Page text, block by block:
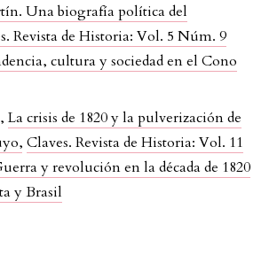
Una biografía política del
Revista de Historia: Vol. 5 Núm. 9
cultura y sociedad en el Cono
La crisis de 1820 y la pulverización de
, Claves. Revista de Historia: Vol. 11
y revolución en la década de 1820
y Brasil